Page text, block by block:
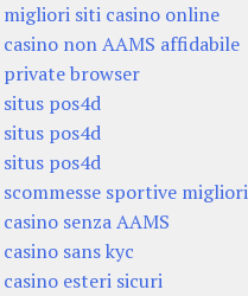
migliori siti casino online
casino non AAMS affidabile
private browser
situs pos4d
situs pos4d
situs pos4d
scommesse sportive
casino senza AAMS
casino sans kyc
casino esteri sicuri